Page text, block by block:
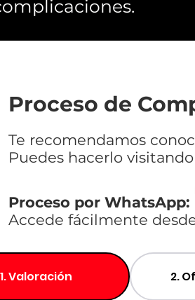
Proceso de
Te recomendamos
Puedes hacerlo
Proceso por WhatsApp:
Accede fácilmente
1. Valoración 2.